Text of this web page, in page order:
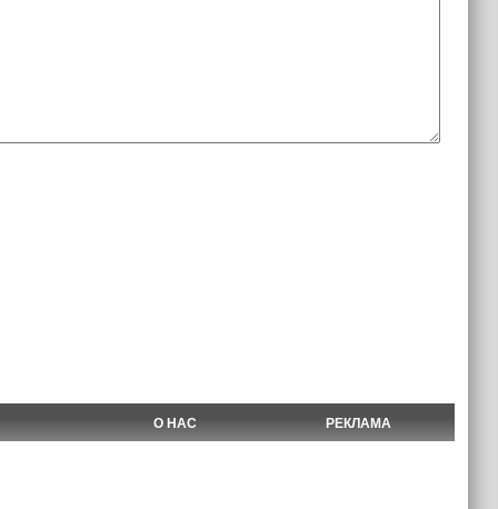
О НАС РЕКЛАМА